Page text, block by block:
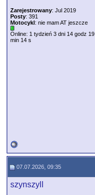
Zarejestrowany: Jul 2019
Posty: 391
Motocykl: nie mam AT jeszcze
Online: 1 tydzień 3 dni 14 godz 19
min 14 s
07.07.2026, 09:35
szynszyll